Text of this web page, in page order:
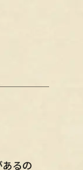
るの